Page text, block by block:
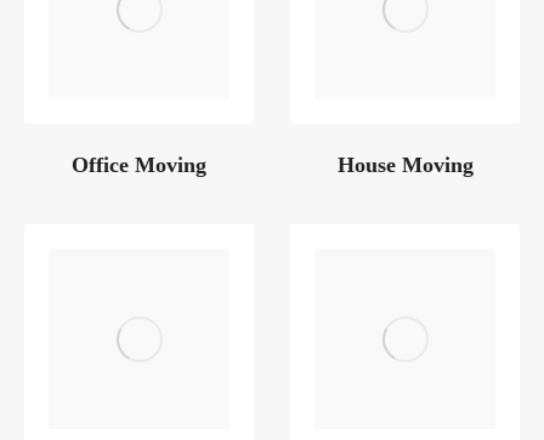
Office Moving House Moving